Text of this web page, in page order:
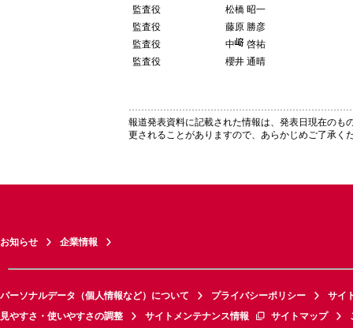
監査役
松橋 昭一
監査役
藤原 勝彦
監査役
中
啓祐
監査役
櫻井 通晴
報道発表資料に記載された情報は、発表日現在のも
更されることがありますので、あらかじめご了承く
お知らせ 企業情報
パーソナルデータ（個人情報など）について プライバシーポリシー
サイ
見やすさ・使いやすさの調整
サイトメンテナンス情報 サイトマップ